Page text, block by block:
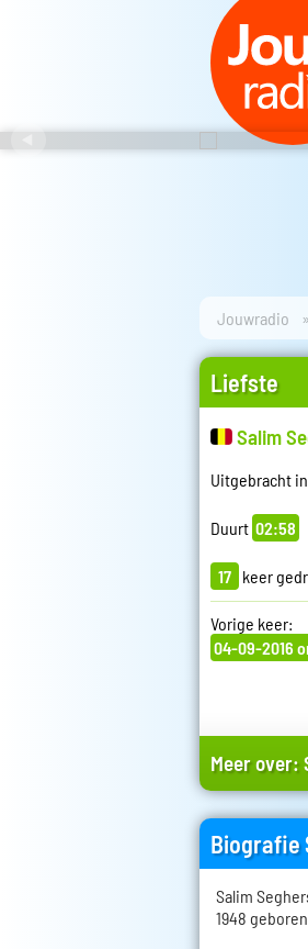
Jouwradio
Liefste
Salim
Uitgebracht in
Duurt 02:58
17 keer
Vorige keer:
04-09-2016
Meer over:
Biografie
Salim
1948